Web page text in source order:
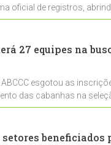
oficial de registros,
27 equipes na
esgotou as
das cabanhas na
beneficiados